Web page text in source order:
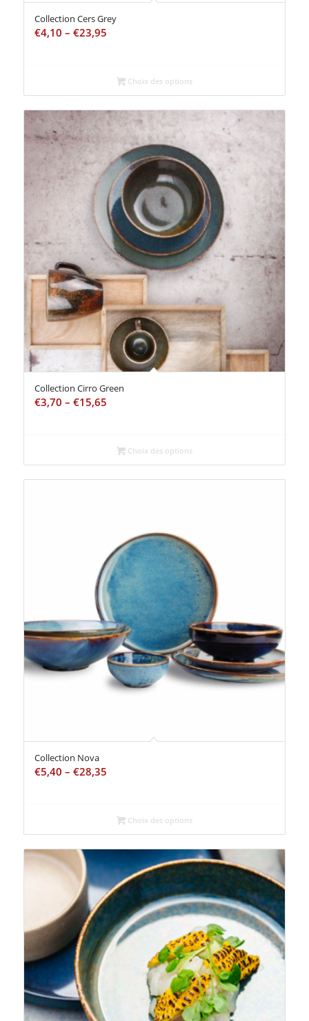
Collection Cers Grey
€4,10 – €23,95
Choix des options
Collection Cirro Green
€3,70 – €15,65
Choix des options
Collection Nova
€5,40 – €28,35
Choix des options